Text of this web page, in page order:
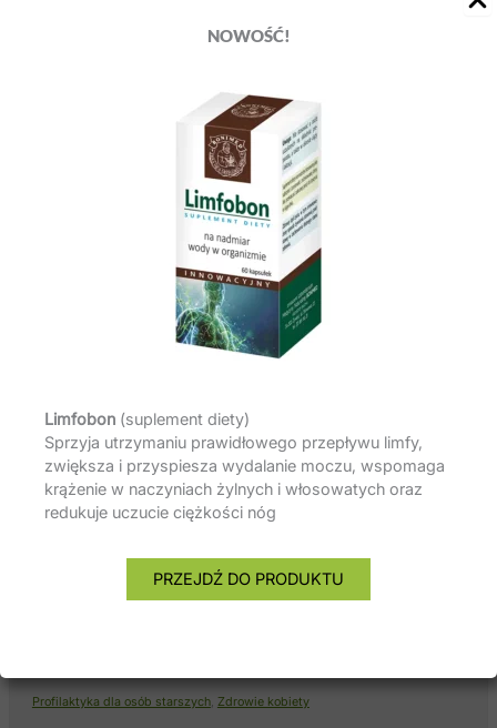
NOWOŚĆ!
Limfobon (suplement diety)
Sprzyja utrzymaniu prawidłowego przepływu limfy,
zwiększa i przyspiesza wydalanie moczu, wspomaga
krążenie w naczyniach żylnych i włosowatych oraz
redukuje uczucie ciężkości nóg
PRZEJDŹ DO PRODUKTU
Polecamy również inne artykuły
Kupuj produkty ziołowe w sklepach zielarskich
Zdrowie kobiety
farmaceuci w aptekach, to osoby, które są najlepiej
przygotowane do sprzedaży naturalnych preparatów
ziołowych. Zarówno pierwsza, jak i druga grupa posiada
kwalifikacje…
Dowiedz się więcej »
Profilaktyka dla osób starszych, Zdrowie kobiety